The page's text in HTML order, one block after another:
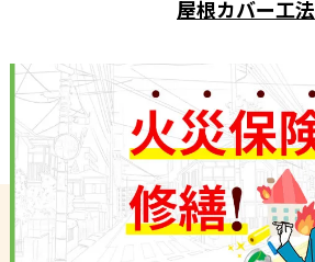
屋根カバー工法